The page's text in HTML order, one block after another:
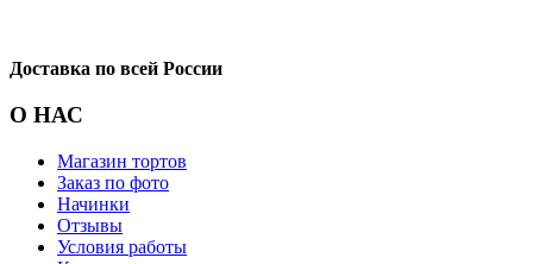
Доставка по всей России
О НАС
Магазин тортов
Заказ по фото
Начинки
Отзывы
Условия работы